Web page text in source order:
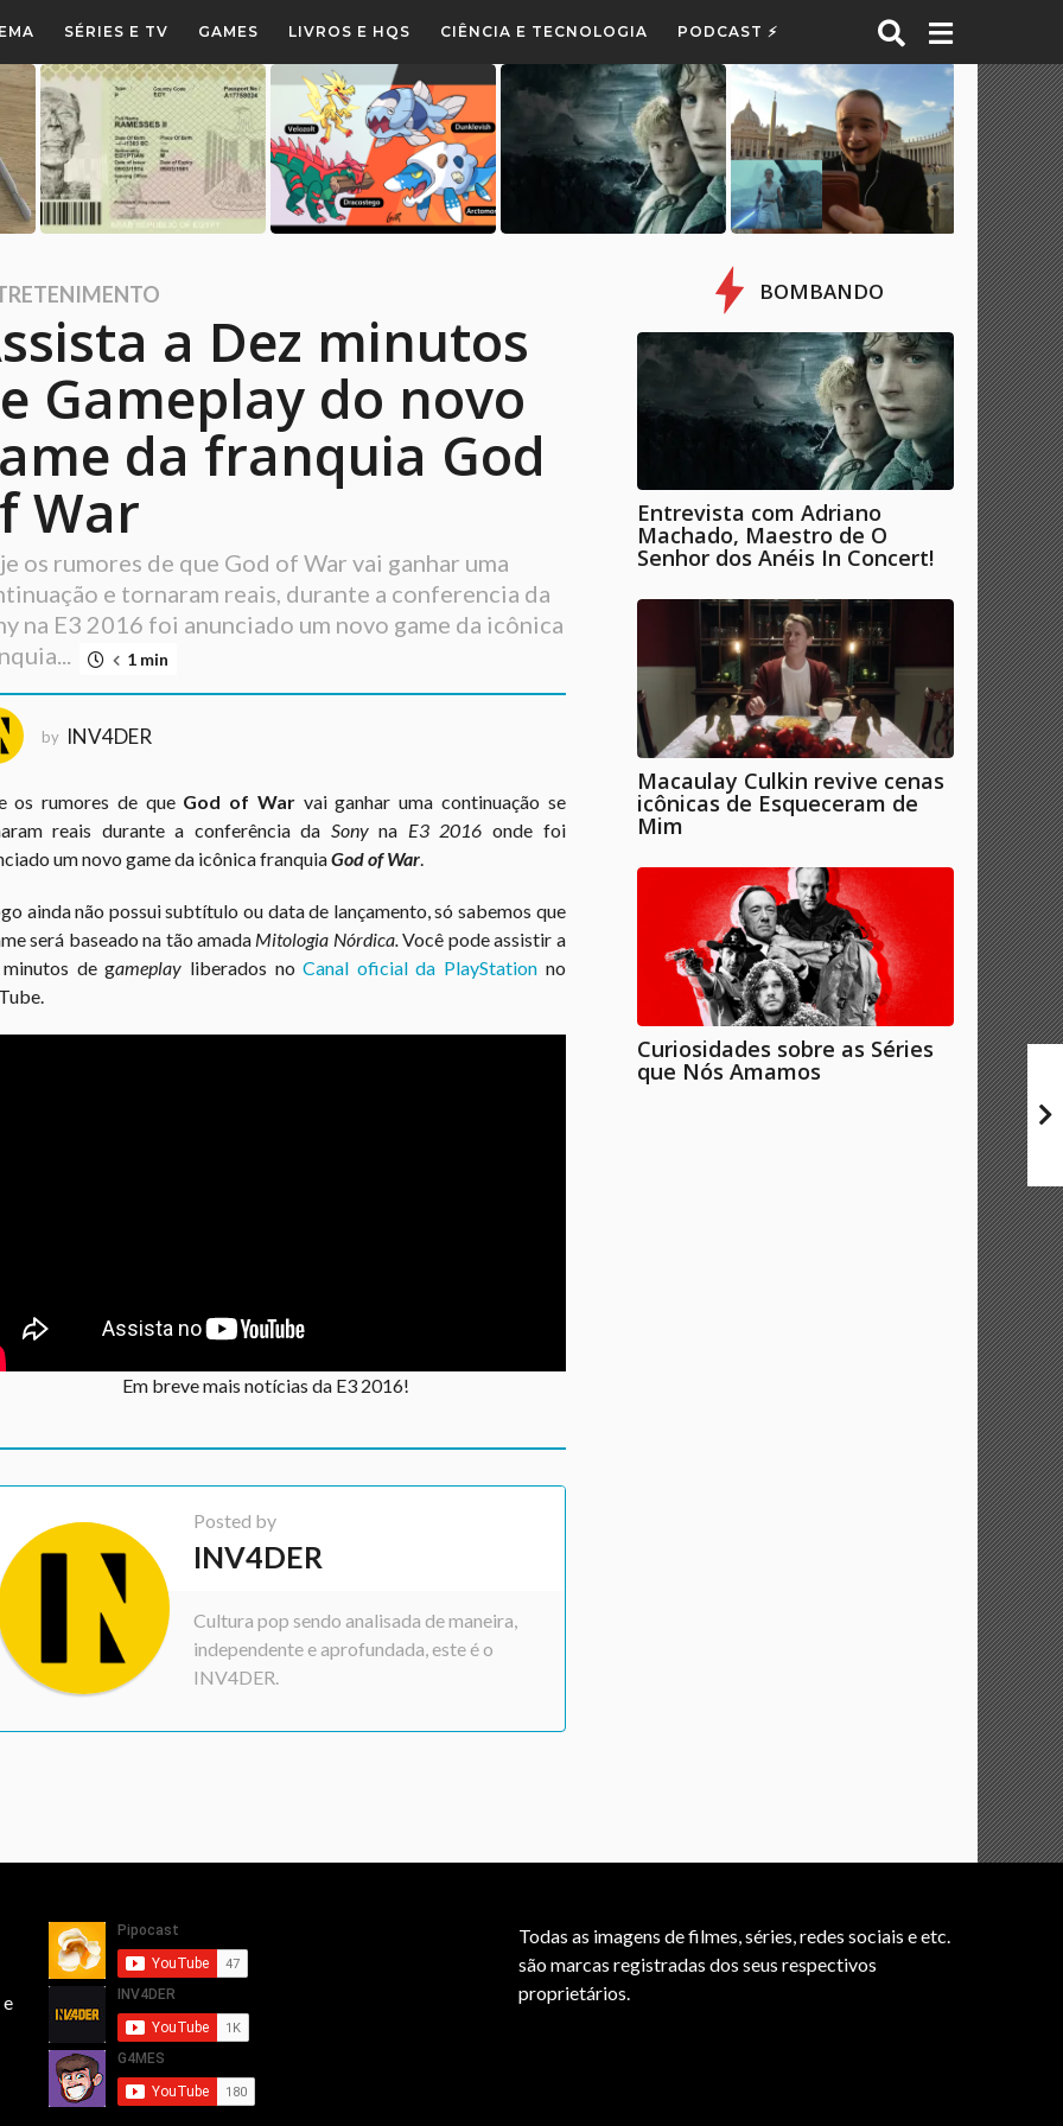
SÉRIES E TV GAMES LIVROS E HQS CIÊNCIA E TECNOLOGIA PODCAST ⚡
a Dez minutos
Gameplay do novo
da franquia God
War
os rumores de que God of War vai ganhar uma
e tornaram reais, durante a conferencia da
na E3 2016 foi anunciado um novo game da icônica
1 min
by INV4DER
os rumores de que God of Warvai ganhar uma continuação se
reais durante a conferência da Sonyna E3 2016 onde foi
um novo game da icônica franquiaGod of War.
ainda não possui subtítulo ou data de lançamento, só sabemos que
será baseado na tão amada Mitologia Nórdica.Você pode assistir a
de gameplay liberados noCanal oficial da PlayStationno
Em breve mais notícias da E3 2016!
Posted by
INV4DER
Cultura pop sendo analisada de maneira,
independente e aprofundada, este é o
INV4DER.
BOMBANDO
Entrevista com Adriano
Machado, Maestro de O
Senhor dos Anéis In Concert!
Macaulay Culkin revive cenas
icônicas de Esqueceram de
Mim
Curiosidades sobre as Séries
que Nós Amamos
Todas as imagens de filmes, séries, redes sociais e etc.
são marcas registradas dos seus respectivos
proprietários.